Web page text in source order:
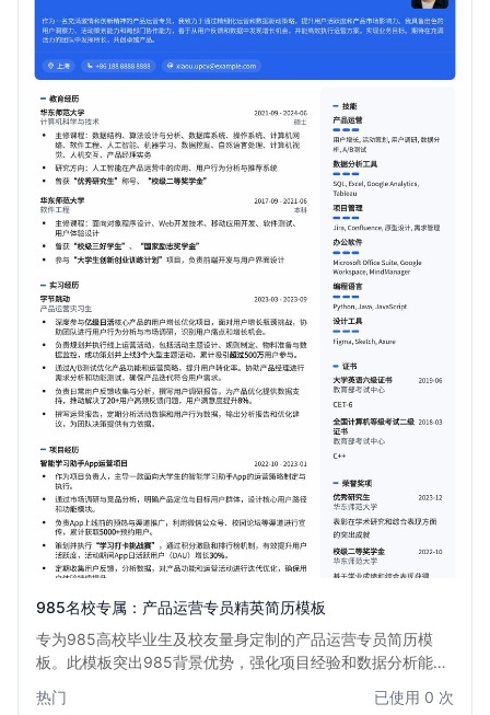
985名校专属：产品运营专员精英简历模板
专为985高校毕业生及校友量身定制的产品运营专员简历模
板。此模板突出985背景优势，强化项目经验和数据分析能
心仪Offer。
热门 已使用 0 次